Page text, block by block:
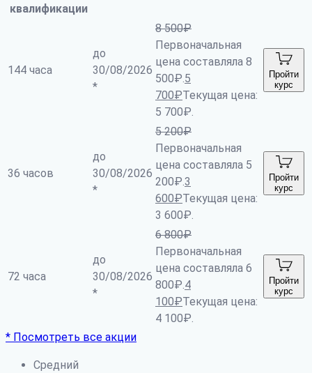
квалификации
144 часа
до
30/08/2026
*
8 500₽
Первоначальная
цена составляла 8
500₽.5
700₽Текущая цена:
5 700₽.
Пройти
курс
36 часов
до
30/08/2026
*
5 200₽
Первоначальная
цена составляла 5
200₽.3
600₽Текущая цена:
3 600₽.
Пройти
курс
72 часа
до
30/08/2026
*
6 800₽
Первоначальная
цена составляла 6
800₽.4
100₽Текущая цена:
4 100₽.
Пройти
курс
* Посмотреть все акции
Средний